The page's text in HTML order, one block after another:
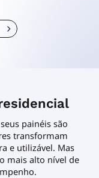
painéis são
transformam
e utilizável. Mas
mais alto nível de